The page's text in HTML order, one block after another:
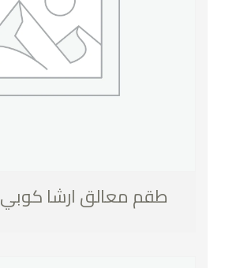
طقم معالق ارشا كوبي 86 قطعه